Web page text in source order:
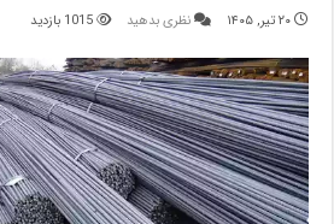
۲۰ تیر, ۱۴۰۵ نظری بدهید 1015 بازدید